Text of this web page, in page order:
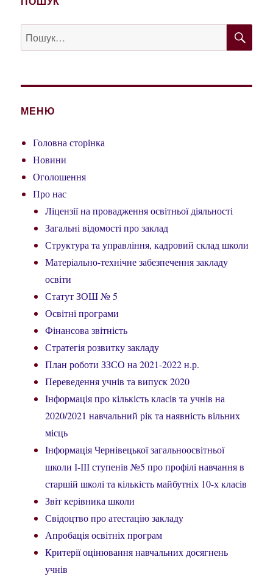
Пошук
за
МЕНЮ
Головна сторінка
Новини
Оголошення
Про нас
Ліцензії на провадження освітньої діяльності
Загальні відомості про заклад
Структура та управління, кадровий склад школи
Матеріально-технічне забезпечення закладу
освіти
Статут ЗОШ № 5
Освітні програми
Фінансова звітність
Стратегія розвитку закладу
План роботи ЗЗСО на 2021-2022 н.р.
Переведення учнів та випуск 2020
Інформація про кількість класів та учнів на
2020/2021 навчальний рік та наявність вільних
місць
Інформація Чернівецької загальноосвітньої
школи І-ІІІ ступенів №5 про профілі навчання в
старшій школі та кількість майбутніх 10-х класів
Звіт керівника школи
Свідоцтво про атестацію закладу
Апробація освітніх програм
Критерії оцінювання навчальних досягнень
учнів